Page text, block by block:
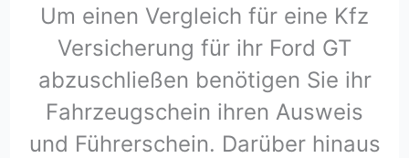
Um einen Vergleich für eine Kfz
Versicherung für ihr Ford GT
abzuschließen benötigen Sie ihr
Fahrzeugschein ihren Ausweis
und Führerschein. Darüber hinaus